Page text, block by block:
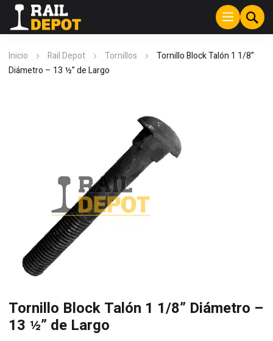
Inicio Rail Depot Tornillos
Tornillo Block Talón 1 1/8”
Diámetro – 13 ½” de Largo
Tornillo Block Talón 1 1/8” Diámetro –
13 ½” de Largo